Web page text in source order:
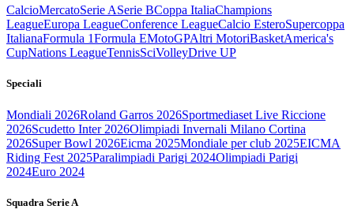
CalcioMercatoSerie ASerie BCoppa ItaliaChampions
LeagueEuropa LeagueConference LeagueCalcio EsteroSupercoppa
ItalianaFormula 1Formula EMotoGPAltri MotoriBasketAmerica's
CupNations LeagueTennisSciVolleyDrive UP
Speciali
Mondiali 2026Roland Garros 2026Sportmediaset Live Riccione
2026Scudetto Inter 2026Olimpiadi Invernali Milano Cortina
2026Super Bowl 2026Eicma 2025Mondiale per club 2025EICMA
Riding Fest 2025Paralimpiadi Parigi 2024Olimpiadi Parigi
2024Euro 2024
Squadra Serie A